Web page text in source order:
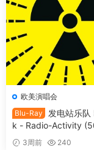
欧美演唱会
Blu-Ray
发电站乐
k - Radio-Activity
versary Edition)
3周前 240